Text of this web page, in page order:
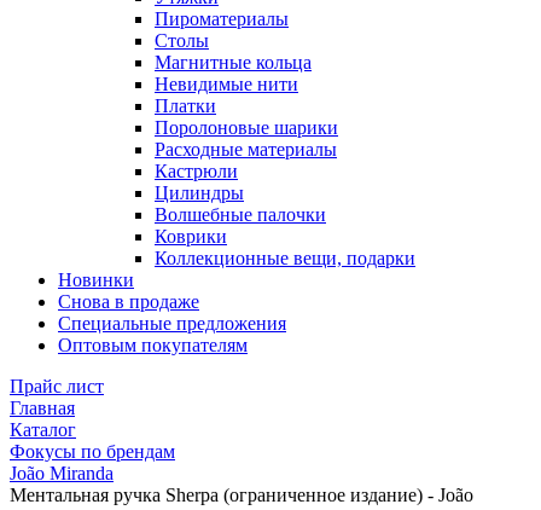
Пироматериалы
Столы
Магнитные кольца
Невидимые нити
Платки
Поролоновые шарики
Расходные материалы
Кастрюли
Цилиндры
Волшебные палочки
Коврики
Коллекционные вещи, подарки
Новинки
Снова в продаже
Специальные предложения
Оптовым покупателям
Прайс лист
Главная
Каталог
Фокусы по брендам
João Miranda
Ментальная ручка Sherpa (ограниченное издание) - João